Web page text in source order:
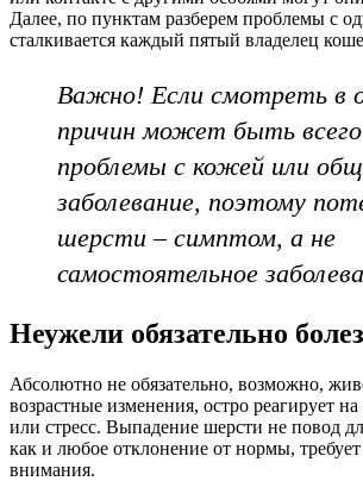
Далее, по пунктам разберем проблемы с
сталкивается каждый пятый владелец
Важно! Если смотреть в
причин может быть
проблемы с кожей или
заболевание, поэтому
шерсти – симптом, а не
самостоятельное
Неужели обязательно
Абсолютно не обязательно, возможно,
возрастные изменения, остро реагирует
или стресс. Выпадение шерсти не повод
как и любое отклонение от нормы,
внимания.